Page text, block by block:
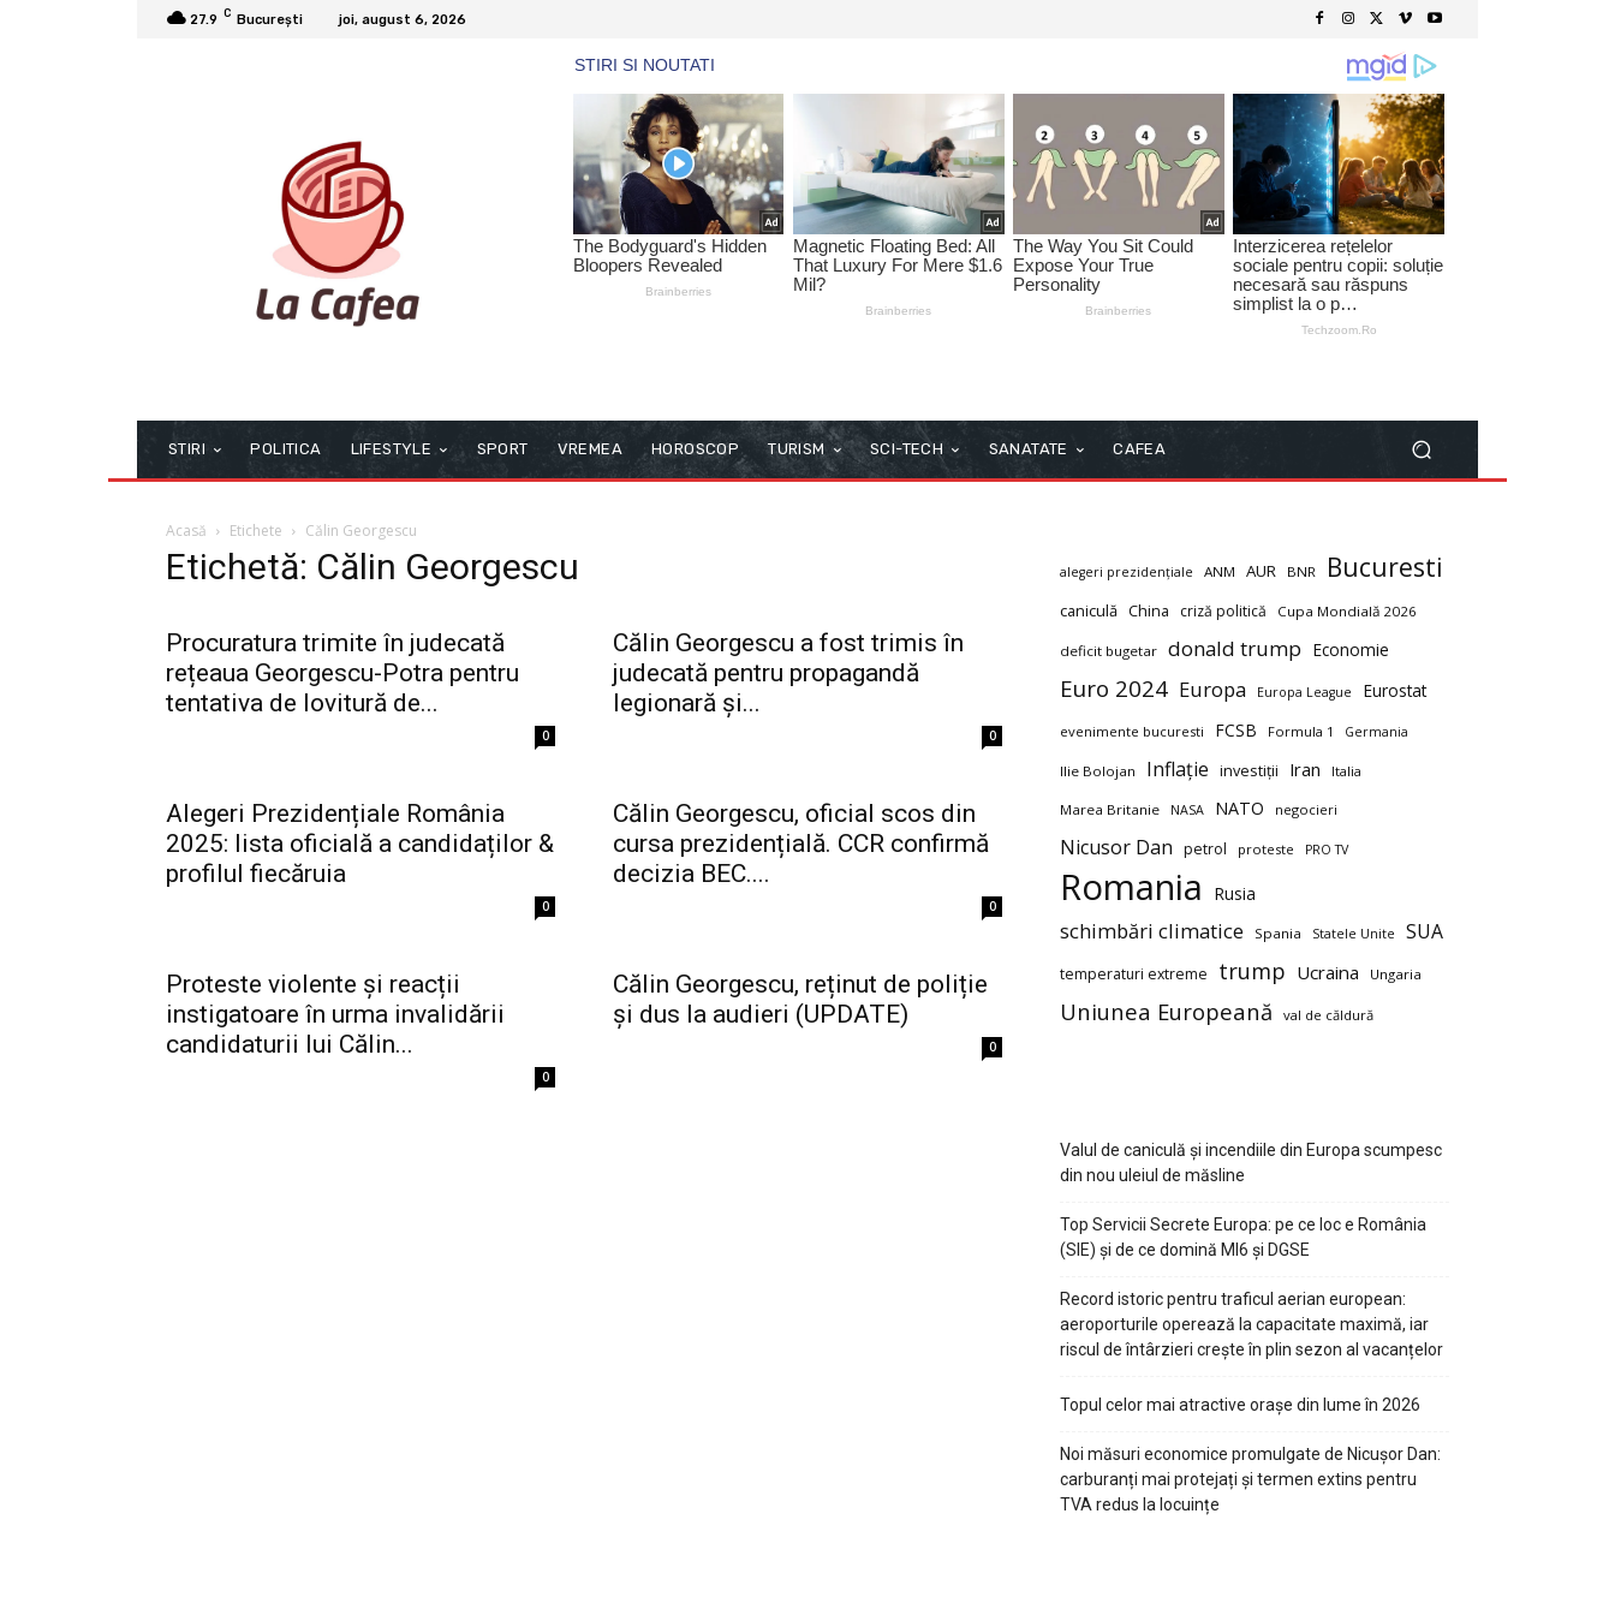
27.9 C București joi, august 6, 2026
STIRI POLITICA LIFESTYLE SPORT VREMEA HOROSCOP TURISM SCI-TECH SANATATE CAFEA
Acasă Etichete Călin Georgescu
Etichetă: Călin Georgescu
Procuratura trimite în judecată
rețeaua Georgescu-Potra pentru
tentativa de lovitură de...
0
Călin Georgescu a fost trimis în
judecată pentru propagandă
legionară și...
0
Alegeri Prezidențiale România
2025: lista oficială a candidaților &
profilul fiecăruia
0
Călin Georgescu, oficial scos din
cursa prezidențială. CCR confirmă
decizia BEC....
0
Proteste violente și reacții
instigatoare în urma invalidării
candidaturii lui Călin...
0
Călin Georgescu, reținut de poliție
și dus la audieri (UPDATE)
0
alegeri prezidențiale ANM AUR BNR Bucuresti
caniculă China criză politică Cupa Mondială 2026
deficit bugetar donald trump Economie
Euro 2024 Europa Europa League Eurostat
evenimente bucuresti FCSB Formula 1 Germania
Ilie Bolojan Inflație investiții Iran Italia
Marea Britanie NASA NATO negocieri
Nicusor Dan petrol proteste PRO TV
Romania Rusia
schimbări climatice Spania Statele Unite SUA
temperaturi extreme trump Ucraina Ungaria
Uniunea Europeană val de căldură
Valul de caniculă și incendiile din Europa scumpesc
din nou uleiul de măsline
Top Servicii Secrete Europa: pe ce loc e România
(SIE) și de ce domină MI6 și DGSE
Record istoric pentru traficul aerian european:
aeroporturile operează la capacitate maximă, iar
riscul de întârzieri crește în plin sezon al vacanțelor
Topul celor mai atractive orașe din lume în 2026
Noi măsuri economice promulgate de Nicușor Dan:
carburanți mai protejați și termen extins pentru
TVA redus la locuințe